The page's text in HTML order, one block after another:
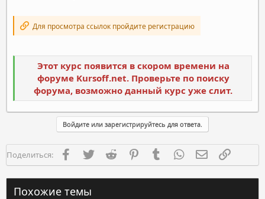
Для просмотра ссылок пройдите регистрацию
Этот курс появится в скором времени на
форуме Kursoff.net. Проверьте по поиску
форума, возможно данный курс уже слит.
Войдите или зарегистрируйтесь для ответа.
Поделиться: FacebookTwitter Reddit PinterestTumblr WhatsAppЭлектронная
Похожие темы